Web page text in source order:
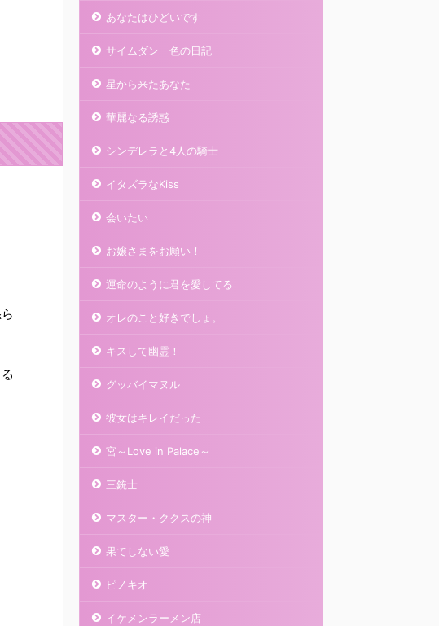
あなたはひどいです
サイムダン 色の日記
星から来たあなた
華麗なる誘惑
シンデレラと4人の騎士
イタズラなKiss
会いたい
お嬢さまをお願い！
運命のように君を愛してる
オレのこと好きでしょ。
キスして幽霊！
グッバイマヌル
彼女はキレイだった
宮～Love in Palace～
三銃士
マスター・ククスの神
果てしない愛
ピノキオ
イケメンラーメン店